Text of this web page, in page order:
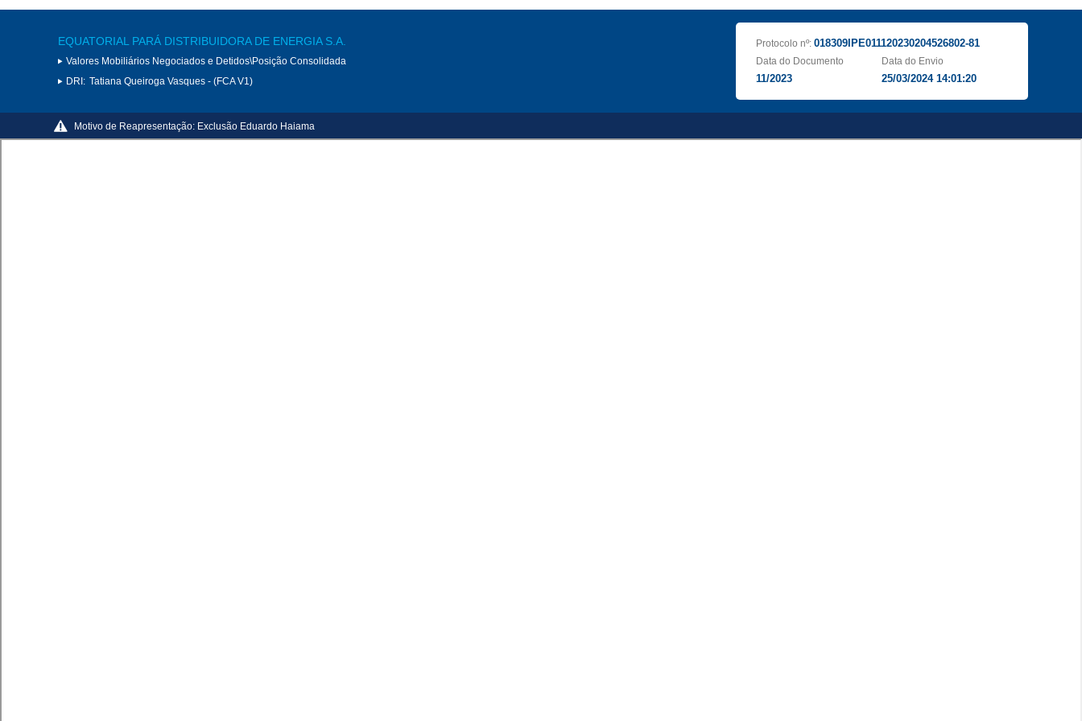
EQUATORIAL PARÁ DISTRIBUIDORA DE ENERGIA S.A.
Valores Mobiliários Negociados e Detidos\Posição Consolidada
DRI: Tatiana Queiroga Vasques - (FCA V1)
Protocolo nº: 018309IPE011120230204526802-81
Data do Documento
11/2023
Data do Envio
25/03/2024 14:01:20
Motivo de Reapresentação: Exclusão Eduardo Haiama